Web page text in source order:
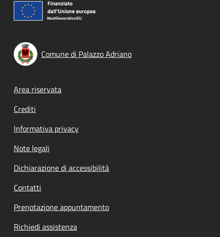
Comune di Palazzo Adriano
Footer menu
Area riservata
Crediti
Informativa privacy
Note legali
Dichiarazione di accessibilità
Contatti
Prenotazione appuntamento
Richiedi assistenza